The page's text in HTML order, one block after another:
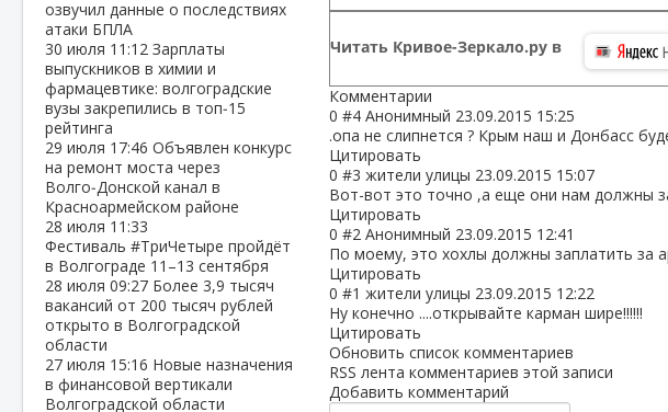
озвучил данные о последствиях
атаки БПЛА
30 июля 11:12 Зарплаты
выпускников в химии и
фармацевтике: волгоградские
вузы закрепились в топ‑15
рейтинга
29 июля 17:46 Объявлен конкурс
на ремонт моста через
Волго‑Донской канал в
Красноармейском районе
28 июля 11:33
Фестиваль #ТриЧетыре пройдёт
в Волгограде 11–13 сентября
28 июля 09:27 Более 3,9 тысяч
вакансий от 200 тысяч рублей
открыто в Волгоградской
области
27 июля 15:16 Новые назначения
в финансовой вертикали
Волгоградской области
Читать Кривое-Зеркало.ру в
Комментарии
0 #4 Анонимный 23.09.2015 15:25
.опа не слипнется ? Крым наш и Донбасс
Цитировать
0 #3 жители улицы 23.09.2015 15:07
Вот-вот это точно ,а еще они нам должны
Цитировать
0 #2 Анонимный 23.09.2015 12:41
По моему, это хохлы должны заплатить за
Цитировать
0 #1 жители улицы 23.09.2015 12:22
Ну конечно ....открывайте карман шире!!!!!!
Цитировать
Обновить список комментариев
RSS лента комментариев этой записи
Добавить комментарий